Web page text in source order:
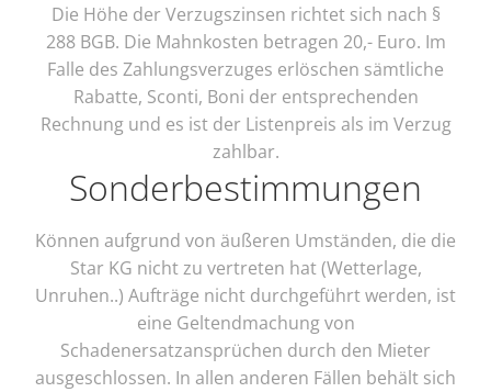
Die Höhe der Verzugszinsen richtet sich nach §
288 BGB. Die Mahnkosten betragen 20,- Euro. Im
Falle des Zahlungsverzuges erlöschen sämtliche
Rabatte, Sconti, Boni der entsprechenden
Rechnung und es ist der Listenpreis als im Verzug
zahlbar.
Sonderbestimmungen
Können aufgrund von äußeren Umständen, die die
Star KG nicht zu vertreten hat (Wetterlage,
Unruhen..) Aufträge nicht durchgeführt werden, ist
eine Geltendmachung von
Schadenersatzansprüchen durch den Mieter
ausgeschlossen. In allen anderen Fällen behält sich